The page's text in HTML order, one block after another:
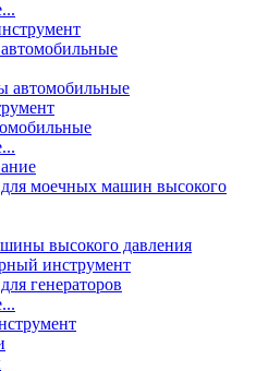
автомобильные
моечных машин высокого
высокого давления
инструмент
генераторов